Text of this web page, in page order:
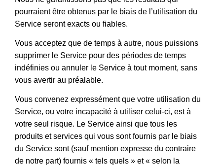
pourraient être obtenus par le biais de l’utilisation du
Service seront exacts ou fiables.
Vous acceptez que de temps à autre, nous puissions
supprimer le Service pour des périodes de temps
indéfinies ou annuler le Service à tout moment, sans
vous avertir au préalable.
Vous convenez expressément que votre utilisation du
Service, ou votre incapacité à utiliser celui-ci, est à
votre seul risque. Le Service ainsi que tous les
produits et services qui vous sont fournis par le biais
du Service sont (sauf mention expresse du contraire
de notre part) fournis « tels quels » et « selon la